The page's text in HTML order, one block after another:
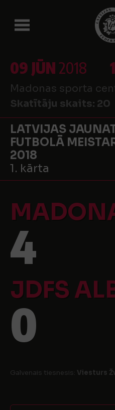
09 JŪN2018
Madonas sporta
Skatītāju skaits: 20
LATVIJAS
FUTBOLĀ
2018
1. kārta
4
JDFS
0
Galvenais tiesnesis: Viesturs